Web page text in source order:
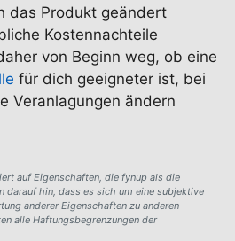
das Produkt geändert
Kostennachteile
von Beginn weg, ob eine
für dich geeigneter ist, bei
Veranlagungen ändern
auf Eigenschaften, die fynup als die
darauf hin, dass es sich um eine subjektive
anderer Eigenschaften zu anderen
alle Haftungsbegrenzungen der